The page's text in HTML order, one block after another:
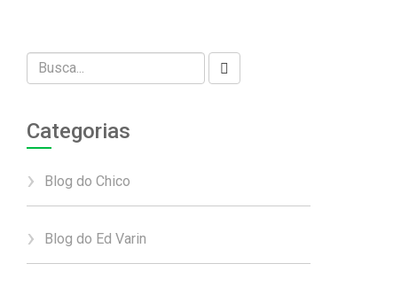
Categorias
Blog do Chico
Blog do Ed Varin